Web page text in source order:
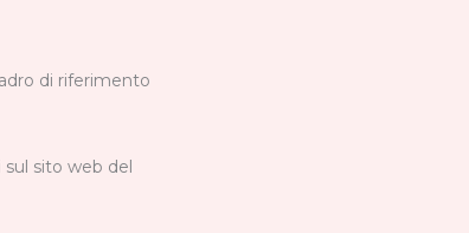
di riferimento
sito web del